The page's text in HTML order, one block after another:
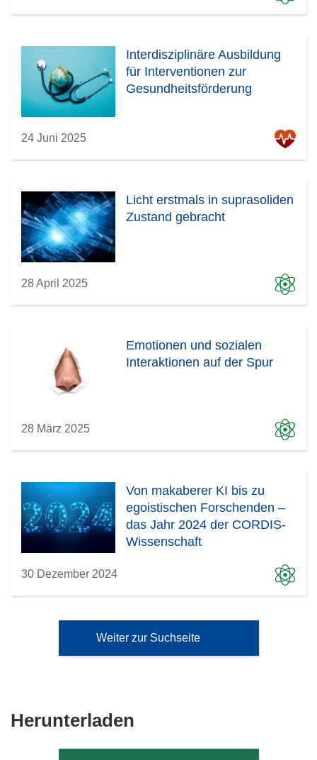
Interdisziplinäre Ausbildung
für Interventionen zur
Gesundheitsförderung
24 Juni 2025
Licht erstmals in suprasoliden
Zustand gebracht
28 April 2025
Emotionen und sozialen
Interaktionen auf der Spur
28 März 2025
Von makaberer KI bis zu
egoistischen Forschenden –
das Jahr 2024 der CORDIS-
Wissenschaft
30 Dezember 2024
Weiter zur Suchseite
Herunterladen